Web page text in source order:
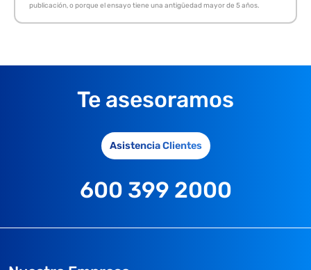
publicación, o porque el ensayo tiene una antigüedad mayor de 5 años.
Te asesoramos
Asistencia Clientes
600 399 2000